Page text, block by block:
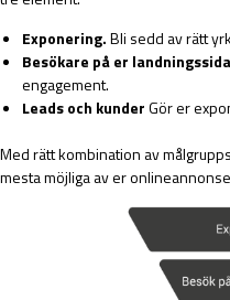
Exponering.Bli sedd av rätt
Besökare på er
engagement.
Leads och kunderGör er
Med rätt kombination av
mesta möjliga av er